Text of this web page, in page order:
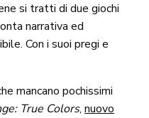
si tratti di due giochi
narrativa ed
Con i suoi pregi e
mancano pochissimi
True Colors,nuovo